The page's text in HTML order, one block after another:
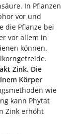
In Pflanzen
vor und
die Pflanze bei
vor allem in
können.
Zink. Die
Körper
wie
kann Phytat
Zink erhöht